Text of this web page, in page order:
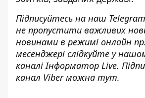
Підписуйтесь на наш
не пропустити важливих
новинами в режимі онлайн
месенджері слідкуйте у
каналіІнформатор Live.
канал Viber можна тут.